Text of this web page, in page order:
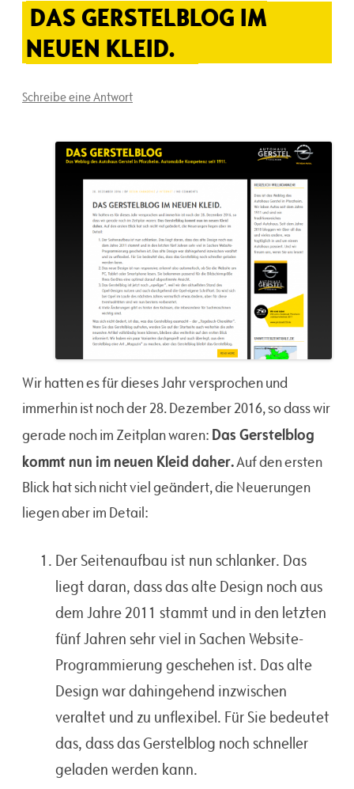
DAS GERSTELBLOG IM
NEUEN KLEID.
Schreibe eine Antwort
Wir hatten es für dieses Jahr versprochen und
immerhin ist noch der 28. Dezember 2016, so dass wir
gerade noch im Zeitplan waren: Das Gerstelblog
kommt nun im neuen Kleid daher.Auf den ersten
Blick hat sich nicht viel geändert, die Neuerungen
liegen aber im Detail:
Der Seitenaufbau ist nun schlanker. Das
liegt daran, dass das alte Design noch aus
dem Jahre 2011 stammt und in den letzten
fünf Jahren sehr viel in Sachen Website-
Programmierung geschehen ist. Das alte
Design war dahingehend inzwischen
veraltet und zu unflexibel. Für Sie bedeutet
das, dass das Gerstelblog noch schneller
geladen werden kann.